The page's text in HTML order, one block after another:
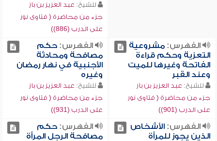
للشيخ: عبد العزيز بن باز
جزء من محاضرة ( فتاوى نور
على الدرب (886))
الفهرس:مشروعية
التعزية وحكم قراءة
الفاتحة وغيرها للميت
وعند القبر
للشيخ: عبد العزيز بن باز
جزء من محاضرة ( فتاوى نور
على الدرب (901))
الفهرس:حكم
مصافحة ومحادثة
الأجنبية في نهار رمضان
وغيره
للشيخ: عبد العزيز بن باز
جزء من محاضرة ( فتاوى نور
على الدرب (931))
الفهرس:الأشخاص
الذين يجوز للمرأة
الفهرس:حكم
مصافحة الرجل المرأة